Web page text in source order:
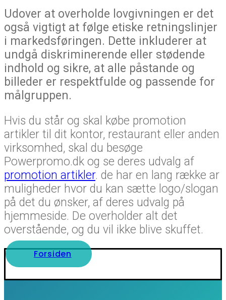
Udover at overholde lovgivningen er det
også vigtigt at følge etiske retningslinjer
i markedsføringen. Dette inkluderer at
undgå diskriminerende eller stødende
indhold og sikre, at alle påstande og
billeder er respektfulde og passende for
målgruppen.
Hvis du står og skal købe promotion
artikler til dit kontor, restaurant eller anden
virksomhed, skal du besøge
Powerpromo.dk og se deres udvalg af
promotion artikler. de har en lang række ar
muligheder hvor du kan sætte logo/slogan
på det du ønsker, af deres udvalg på
hjemmeside. De overholder alt det
overstående, og du vil ikke blive skuffet.
Forsiden